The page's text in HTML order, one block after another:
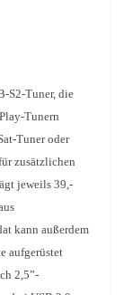
S2-Tuner, die
Tunern
Tuner oder
zusätzlichen
jeweils 39,-
kann außerdem
aufgerüstet
2,5”-